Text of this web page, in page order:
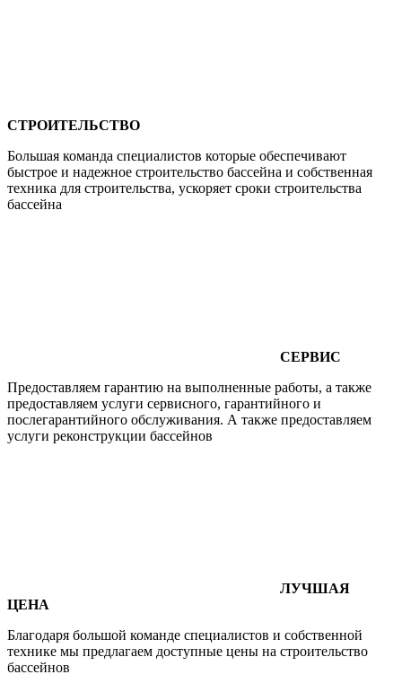
СТРОИТЕЛЬСТВО
Большая команда специалистов которые обеспечивают
быстрое и надежное строительство бассейна и собственная
техника для строительства, ускоряет сроки строительства
бассейна
СЕРВИС
Предоставляем гарантию на выполненные работы, а также
предоставляем услуги сервисного, гарантийного и
послегарантийного обслуживания. А также предоставляем
услуги реконструкции бассейнов
ЛУЧШАЯ
ЦЕНА
Благодаря большой команде специалистов и собственной
технике мы предлагаем доступные цены на строительство
бассейнов